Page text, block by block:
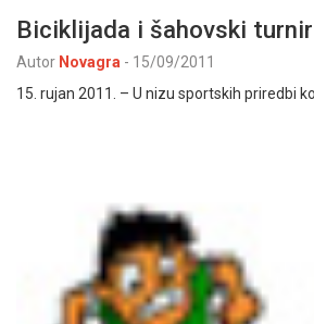
Biciklijada i šahovski turnir
Autor Novagra - 15/09/2011
15. rujan 2011. – U nizu sportskih priredbi